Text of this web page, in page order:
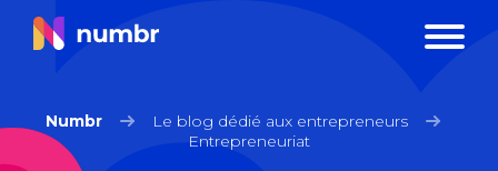
Numbr
Le blog dédié aux entrepreneurs
Entrepreneuriat